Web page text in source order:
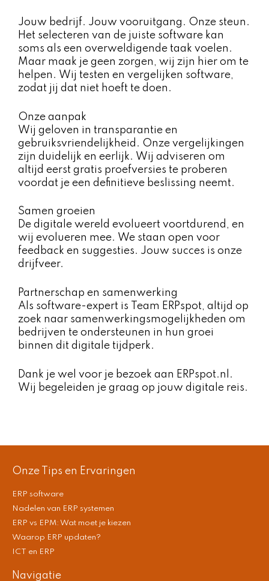
Jouw bedrijf. Jouw vooruitgang. Onze steun.
Het selecteren van de juiste software kan
soms als een overweldigende taak voelen.
Maar maak je geen zorgen, wij zijn hier om te
helpen. Wij testen en vergelijken software,
zodat jij dat niet hoeft te doen.
Onze aanpak
Wij geloven in transparantie en
gebruiksvriendelijkheid. Onze vergelijkingen
zijn duidelijk en eerlijk. Wij adviseren om
altijd eerst gratis proefversies te proberen
voordat je een definitieve beslissing neemt.
Samen groeien
De digitale wereld evolueert voortdurend, en
wij evolueren mee. We staan open voor
feedback en suggesties. Jouw succes is onze
drijfveer.
Partnerschap en samenwerking
Als software-expert is Team ERPspot, altijd op
zoek naar samenwerkingsmogelijkheden om
bedrijven te ondersteunen in hun groei
binnen dit digitale tijdperk.
Dank je wel voor je bezoek aan ERPspot.nl.
Wij begeleiden je graag op jouw digitale reis.
Onze Tips en Ervaringen
ERP software
Nadelen van ERP systemen
ERP vs EPM: Wat moet je kiezen
Waarop ERP updaten?
ICT en ERP
Navigatie